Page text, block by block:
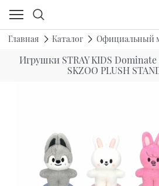
Главная Каталог Официальный
Игрушки STRAY KIDS Dominate
SKZOO PLUSH